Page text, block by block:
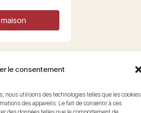
le consentement
nous utilisons des technologies telles que les cookies
des appareils. Le fait de consentir à ces